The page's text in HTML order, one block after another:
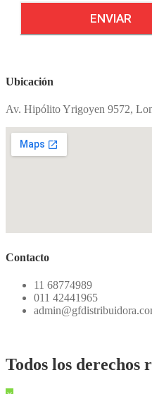
Ubicación
Av. Hipólito Yrigoyen 9572,
Contacto
11 68774989
011 42441965
Todos los derechos